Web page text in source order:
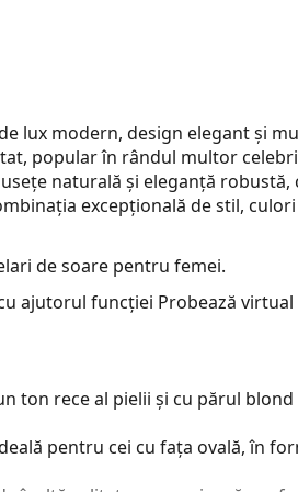
lux modern, design elegant și
popular în rândul multor
naturală și eleganță robustă,
excepțională de stil,
de soare pentru femei.
ajutorul funcției Probează
ton rece al pielii și cu părul blond
pentru cei cu fața ovală, în